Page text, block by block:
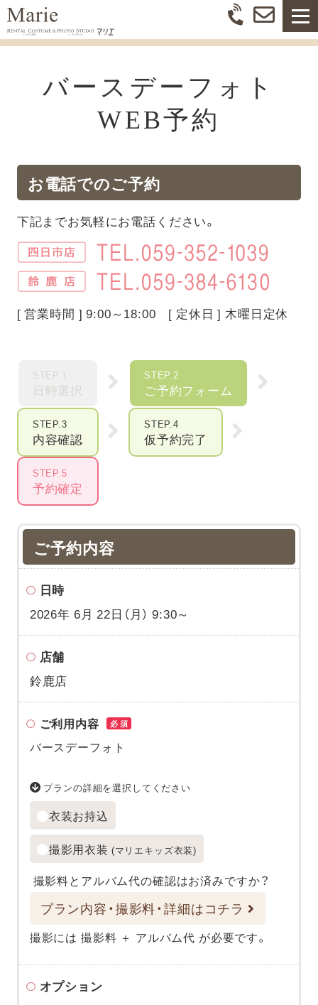
バースデーフォト
WEB予約
お電話でのご予約
下記までお気軽にお電話ください。
[ 営業時間 ] 9:00～18:00 [ 定休日 ] 木曜日定休
STEP.1
日時選択
STEP.2
ご予約フォーム
STEP.3
内容確認
STEP.4
仮予約完了
STEP.5
予約確定
ご予約内容
日時
2026年 6月 22日（月） 9:30～
店舗
鈴鹿店
ご利用内容 必須
バースデーフォト
プランの詳細を選択してください
衣装お持込
撮影用衣装 (マリエキッズ衣装)
撮影料とアルバム代の確認はお済みですか？
プラン内容・撮影料・詳細はコチラ
撮影には 撮影料 ＋ アルバム代 が必要です。
オプション